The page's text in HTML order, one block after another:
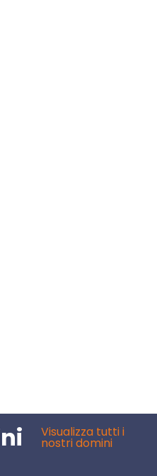
Visualizza tutti i
nostri domini